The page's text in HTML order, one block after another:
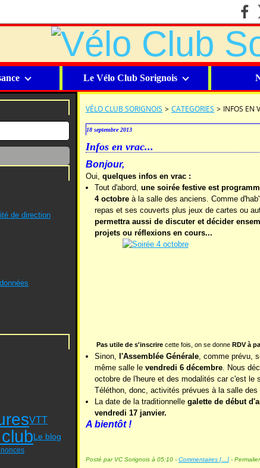
Le Vélo Club Sorignois
de direction
VTT
Le blog
VÉLO CLUB SORIGNOIS > CATEGORIES > INFOS EN
18 septembre 2013
Infos en vrac...
Bonjour,
Oui, quelques infos en vrac :
Tout d'abord, une soirée festive est
4 octobre à la salle des anciens. Comme
repas et ses couverts plus jeux de cartes ou
permettra aussi de discuter et décider
projets ou réflexions en cours...
Pas utile de s'inscrire cette fois, on se donne RDV à
Sinon, l'Assemblée Générale, comme prévu,
même salle le vendredi 6 décembre. Nous
octobre de l'heure et des modalités car c'est le
Téléthon, donc, activités prévues à la salle des
La date de la traditionnelle galette de début
vendredi 17 janvier.
A bientôt !
Posté par VC Sorignois à 05:10 - Commentaires [… ] -